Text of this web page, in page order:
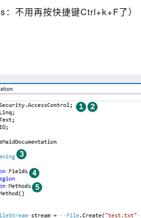
不用再按快捷键Ctrl+k+F了）